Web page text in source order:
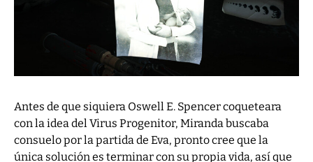
Antes de que siquiera Oswell E. Spencer coqueteara
con la idea del Virus Progenitor, Miranda buscaba
consuelo por la partida de Eva, pronto cree que la
única solución es terminar con su propia vida, así que